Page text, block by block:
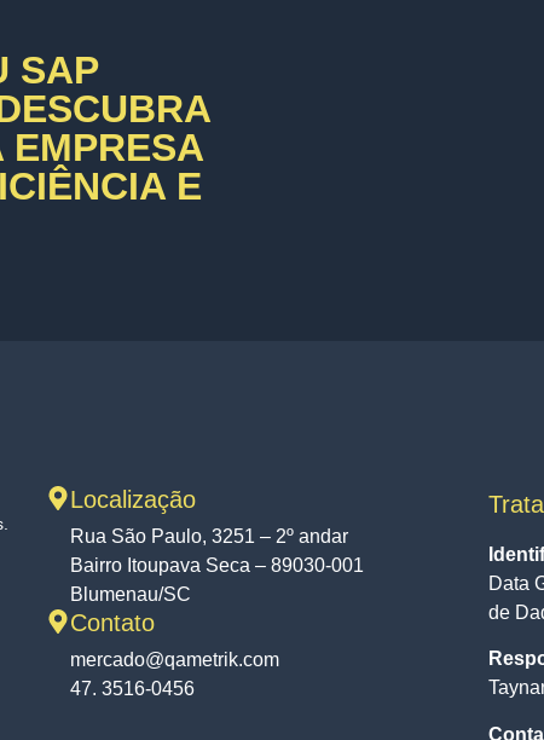
SAP
EMPRESA
E
Localização
Rua São Paulo, 3251 – 2º andar
Bairro Itoupava Seca – 89030-001
Blumenau/SC
Contato
mercado@qametrik.com
47. 3516-0456
Data
de